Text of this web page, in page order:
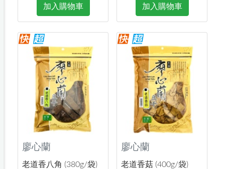
加入購物車 加入購物車
廖心蘭
老道香八角 (380g/袋)
廖心蘭
老道香菇 (400g/袋)